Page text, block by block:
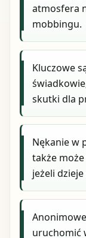
atmosfera
mobbingu.
Kluczowe
skutki dla
Nękanie w
także
jeżeli
uruchomić